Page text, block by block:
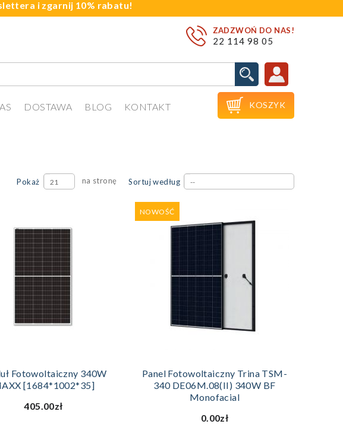
i zgarnij 10% rabatu!
ZADZWOŃ DO NAS!
22 114 98 05
DOSTAWA BLOG KONTAKT  KOSZYK
Sortuj według --
Pokaż 21 na stronę
Fotowoltaiczny 340W
[1684*1002*35]
405.00zł
NOWOŚĆ
Panel Fotowoltaiczny Trina TSM-
340 DE06M.08(II) 340W BF
Monofacial
0.00zł